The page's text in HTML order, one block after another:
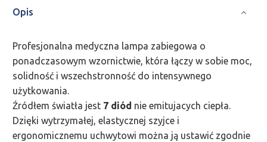
Opis
Profesjonalna medyczna lampa zabiegowa o
ponadczasowym wzornictwie, która łączy w sobie moc,
solidność i wszechstronność do intensywnego
użytkowania.
Źródłem światła jest 7 diód nie emitujacych ciepła.
Dzięki wytrzymałej, elastycznej szyjce i
ergonomicznemu uchwytowi można ją ustawić zgodnie